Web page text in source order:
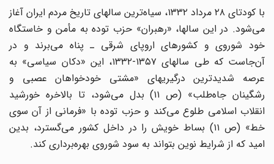
با کودتای ۲۸ مرداد ۱۳۳۲، سیاه‌ترین سالهای تاریخ مردم ایران آغاز
می‌شود. در این سالها، «رهبران» حزب توده به مأمن و خاستگاه
خود شوروی و کشورهای اروپای شرقی ـ پناه می‌برند و در
آن‌جاست که طی سالهای ۱۳۵۷-۱۳۳۲، این «دکان سیاسی» به
عرصه شدیدترین درگیریهای «مشتی خودخواهان عصبی و
رشگینان جاه‌طلب» (ص ۱۱) بدل می‌شود، تا بالاخره خورشید
انقلاب اسلامی طلوع می‌کند و حزب توده با «فرمانی از آن سوی
خط» (ص ۱۱) بساط خویش را در داخل کشور می‌گسترد، بدین
امید که از شرایط نوین بتواند به سود شوروی بهره‌برداری کند.